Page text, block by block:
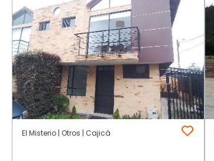
El Misterio | Otros | Cajicá